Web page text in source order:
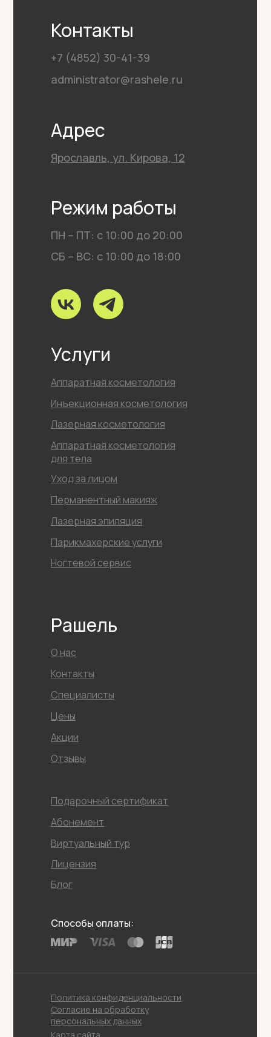
ультразвуковой
ПОДРОБНЕЕ
Контакты
Адрес
Режим работы
+7 (4852) 30-41-39
Ярославль, ул. Кирова, 12
ПН – ПТ: с 10:00 до 20:00
СБ – ВС: с 10:00 до 18:00
administrator@rashele.ru
Рашель
О нас
Контакты
Цены
Специалисты
Акции
Отзывы
Подарочный сертификат
Абонемент
Виртуальный тур
Лицензия
Услуги
Аппаратная косметология
Инъекционная косметология
Лазерная косметология
Уход за лицом
Аппаратная косметология
для тела
Перманентный макияж
Лазерная эпиляция
Политика конфиденциальности
Ногтевой сервис
Парикмахерские услуги
Способы оплаты:
Блог
Согласие на обработку
персональных данных